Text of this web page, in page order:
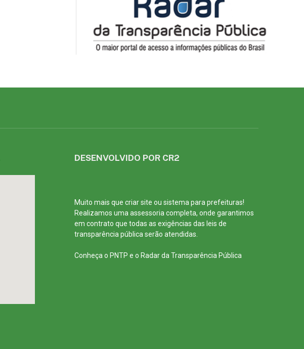
DESENVOLVIDO POR CR2
Muito mais que criar site ou sistema para prefeituras!
Realizamos uma assessoria completa, onde garantimos
em contrato que todas as exigências das leis de
transparência pública serão atendidas.
Conheça o PNTP e o Radar da Transparência Pública